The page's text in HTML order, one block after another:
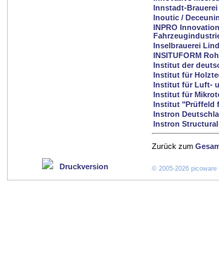
Innstadt-
Inoutic /
INPRO
Inselbrauerei
INSITUFORM
Institut der
Institut für
Institut für Luft-
Institut für
Institut "Prüffeld
Instron
Instron
Zurück zum
Druckversion © 2005-2026 picoware